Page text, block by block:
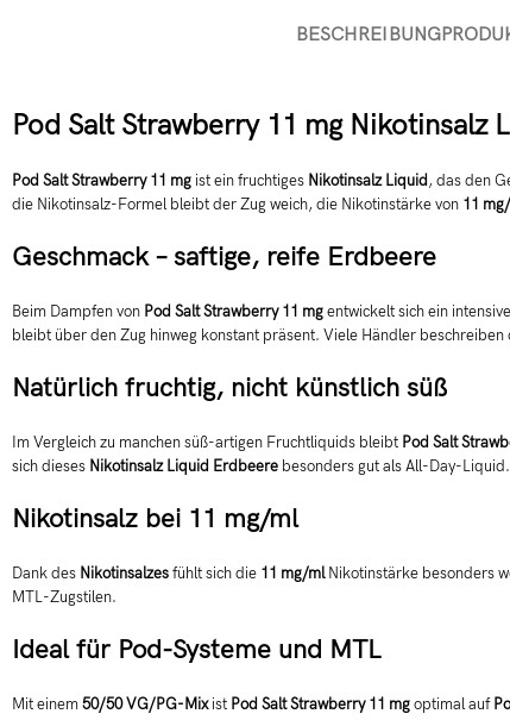
BESCHREIBUNG
Pod Salt Strawberry 11 mg Nikotinsalz
Pod Salt Strawberry 11 mg ist ein fruchtiges Nikotinsalz Liquid, das den
die Nikotinsalz-Formel bleibt der Zug weich, die Nikotinstärke von 11
Geschmack – saftige, reife Erdbeere
Beim Dampfen von Pod Salt Strawberry 11 mgentwickelt sich ein
bleibt über den Zug hinweg konstant präsent. Viele Händler beschreiben
Natürlich fruchtig, nicht künstlich süß
Im Vergleich zu manchen süß-artigen Fruchtliquids bleibt Pod Salt
sich dieses Nikotinsalz Liquid Erdbeere besonders gut als All-Day-Liquid.
Nikotinsalz bei 11 mg/ml
Dank des Nikotinsalzesfühlt sich die 11 mg/mlNikotinstärke besonders
MTL-Zugstilen.
Ideal für Pod-Systeme und MTL
Mit einem50/50 VG/PG-Mixist Pod Salt Strawberry 11 mgoptimal auf